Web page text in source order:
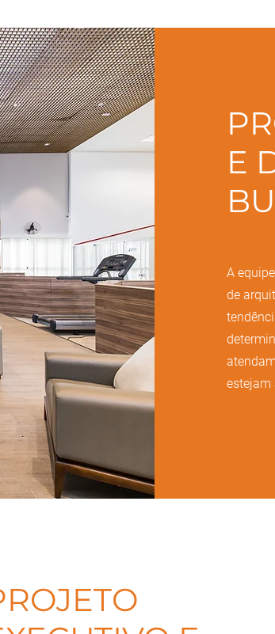
E
A
de
estejam